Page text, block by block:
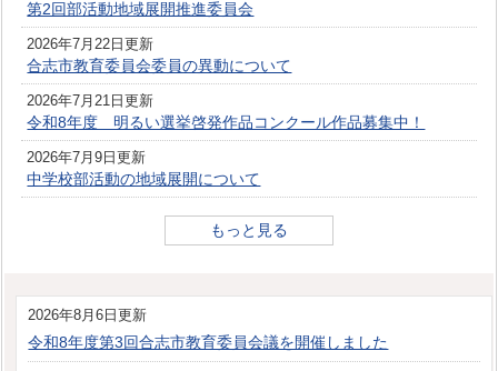
第2回部活動地域展開推進委員会
2026年7月22日更新
合志市教育委員会委員の異動について
2026年7月21日更新
令和8年度 明るい選挙啓発作品コンクール作品募集中！
2026年7月9日更新
中学校部活動の地域展開について
もっと見る
2026年8月6日更新
令和8年度第3回合志市教育委員会議を開催しました